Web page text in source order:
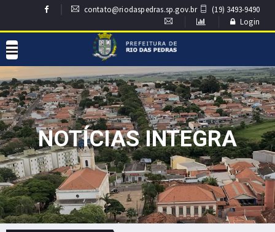
contato@riodaspedras.sp.gov.br
(19) 3493-9490
Login
NOTÍCIAS INTEGRA